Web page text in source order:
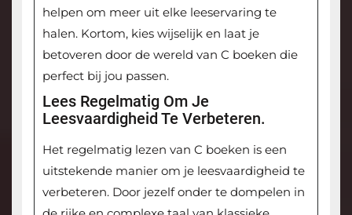
helpen om meer uit elke leeservaring te
halen. Kortom, kies wijselijk en laat je
betoveren door de wereld van C boeken die
perfect bij jou passen.
Lees Regelmatig Om Je
Leesvaardigheid Te Verbeteren.
Het regelmatig lezen van C boeken is een
uitstekende manier om je leesvaardigheid te
verbeteren. Door jezelf onder te dompelen in